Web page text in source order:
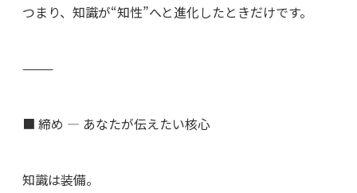
つまり、知識が“知性”へと進化したときだけです。
⸻
■ 締め — あなたが伝えたい核心
知識は装備。